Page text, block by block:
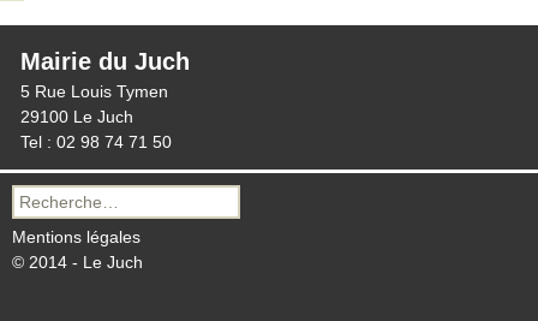
Mairie du Juch
5 Rue Louis Tymen
29100 Le Juch
Tel : 02 98 74 71 50
Recherche
pour :
Mentions légales
© 2014 - Le Juch